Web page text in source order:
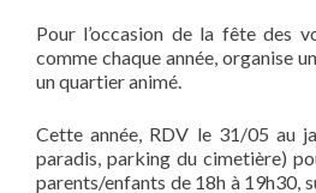
Pour l’occasion de la fête des
comme chaque année, organise
un quartier animé.
Cette année, RDV le 31/05 au
paradis, parking du cimetière)
parents/enfants de 18h à 19h30,